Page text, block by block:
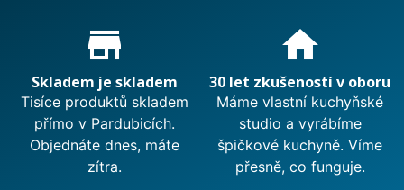
Proč nakupovat u nás?
store_mall_directory
Skladem je skladem
Tisíce produktů skladem
přímo v Pardubicích.
Objednáte dnes, máte
zítra.
home
30 let zkušeností v oboru
Máme vlastní kuchyňské
studio a vyrábíme
špičkové kuchyně. Víme
přesně, co funguje.